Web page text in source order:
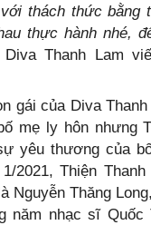
thách thức bằng
thực hành nhé,
Diva Thanh Lam
gái của Diva
mẹ ly hôn nhưng
yêu thương của
2021, Thiện
Nguyễn Thăng
năm nhạc sĩ Quốc